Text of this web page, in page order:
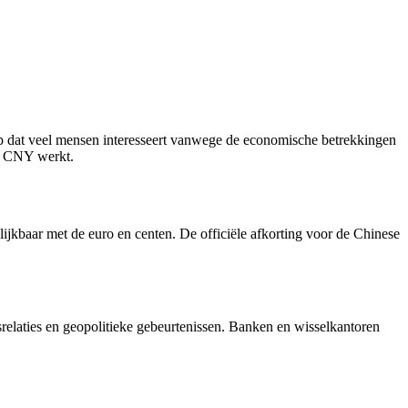
veel mensen interesseert vanwege de economische betrekkingen
CNY werkt.
met de euro en centen. De officiële afkorting voor de Chinese
en geopolitieke gebeurtenissen. Banken en wisselkantoren